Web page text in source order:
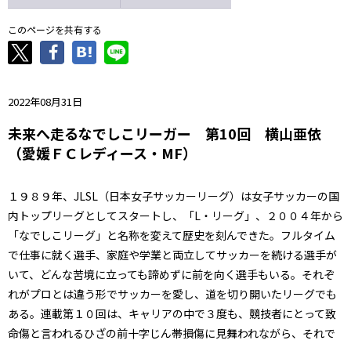
このページを共有する
2022年08月31日
未来へ走るなでしこリーガー 第10回 横山亜依
（愛媛ＦＣレディース・MF）
１９８９年、JLSL（日本女子サッカーリーグ）は女子サッカーの国
内トップリーグとしてスタートし、「L・リーグ」、２００４年から
「なでしこリーグ」と名称を変えて歴史を刻んできた。フルタイム
で仕事に就く選手、家庭や学業と両立してサッカーを続ける選手が
いて、どんな苦境に立っても諦めずに前を向く選手もいる。それぞ
れがプロとは違う形でサッカーを愛し、道を切り開いたリーグでも
ある。連載第１０回は、キャリアの中で３度も、競技者にとって致
命傷と言われるひざの前十字じん帯損傷に見舞われながら、それで